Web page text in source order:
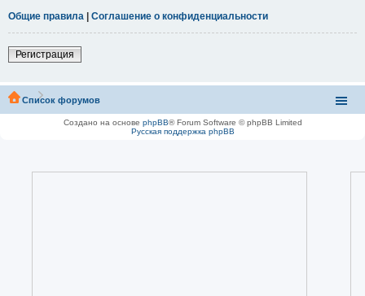
Общие правила
Соглашение о конфиденциальности
Регистрация
Список форумов
Создано на основе phpBB® Forum Software © phpBB Limited
Русская поддержка phpBB